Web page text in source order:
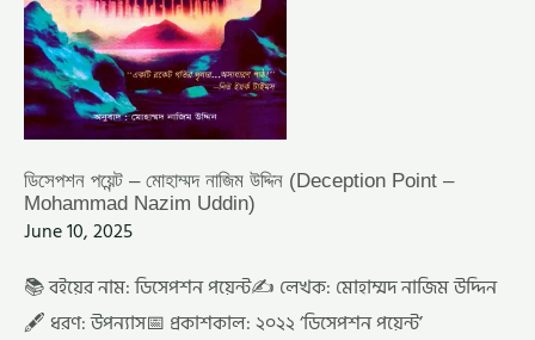
ডিসেপশন পয়েন্ট – মোহাম্মদ নাজিম উদ্দিন (Deception Point –
Mohammad Nazim Uddin)
June 10, 2025
📚 বইয়ের নাম: ডিসেপশন পয়েন্ট✍️ লেখক: মোহাম্মদ নাজিম উদ্দিন
🖋️ ধরণ: উপন্যাস📅 প্রকাশকাল: ২০২২ ‘ডিসেপশন পয়েন্ট’